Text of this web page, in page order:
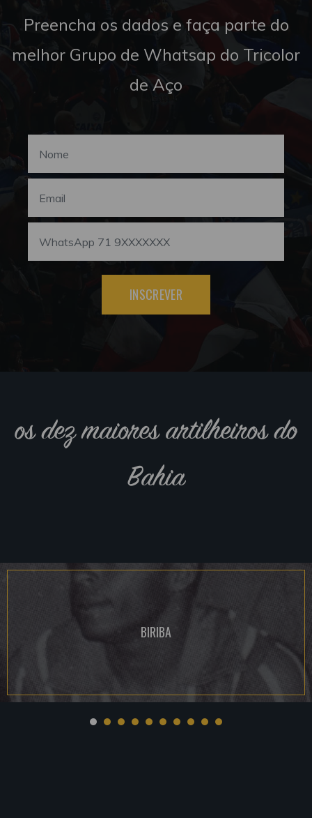
Preencha os dados e faça parte do
melhor Grupo de Whatsap do Tricolor
de Aço
INSCREVER
os dez maiores artilheiros do
Bahia
BIRIBA